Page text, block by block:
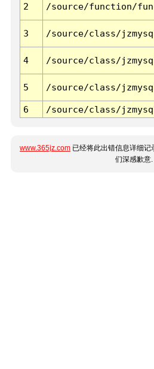
2 /source/function/
3 /source/class/
4 /source/class/
5 /source/class/
6 /source/class/
www.365jz.com 已经将此出错信息详细
们深感歉意.